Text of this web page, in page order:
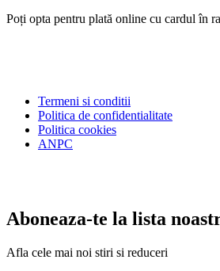
Poți opta pentru plată online cu cardul în
Termeni si conditii
Politica de confidentialitate
Politica cookies
ANPC
Aboneaza-te la lista
Afla cele mai noi stiri si reduceri